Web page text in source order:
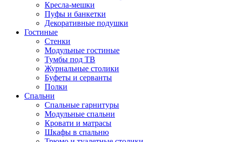
Кресла-мешки
Пуфы и банкетки
Декоративные подушки
Гостиные
Стенки
Модульные гостиные
Тумбы под ТВ
Журнальные столики
Буфеты и серванты
Полки
Спальни
Спальные гарнитуры
Модульные спальни
Кровати и матрасы
Шкафы в спальню